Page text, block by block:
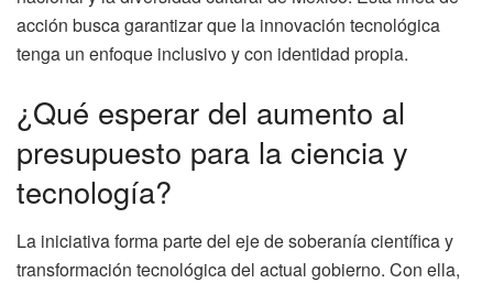
acción busca garantizar que la innovación tecnológica
tenga un enfoque inclusivo y con identidad propia.
¿Qué esperar del aumento al
presupuesto para la ciencia y
tecnología?
La iniciativa forma parte del eje de soberanía científica y
transformación tecnológica del actual gobierno. Con ella,